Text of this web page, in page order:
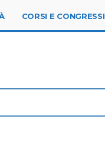
CORSI E CONGRESSI